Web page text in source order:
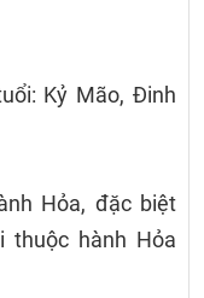
Kỷ Mão, Đinh
Hỏa, đặc biệt
thuộc hành Hỏa